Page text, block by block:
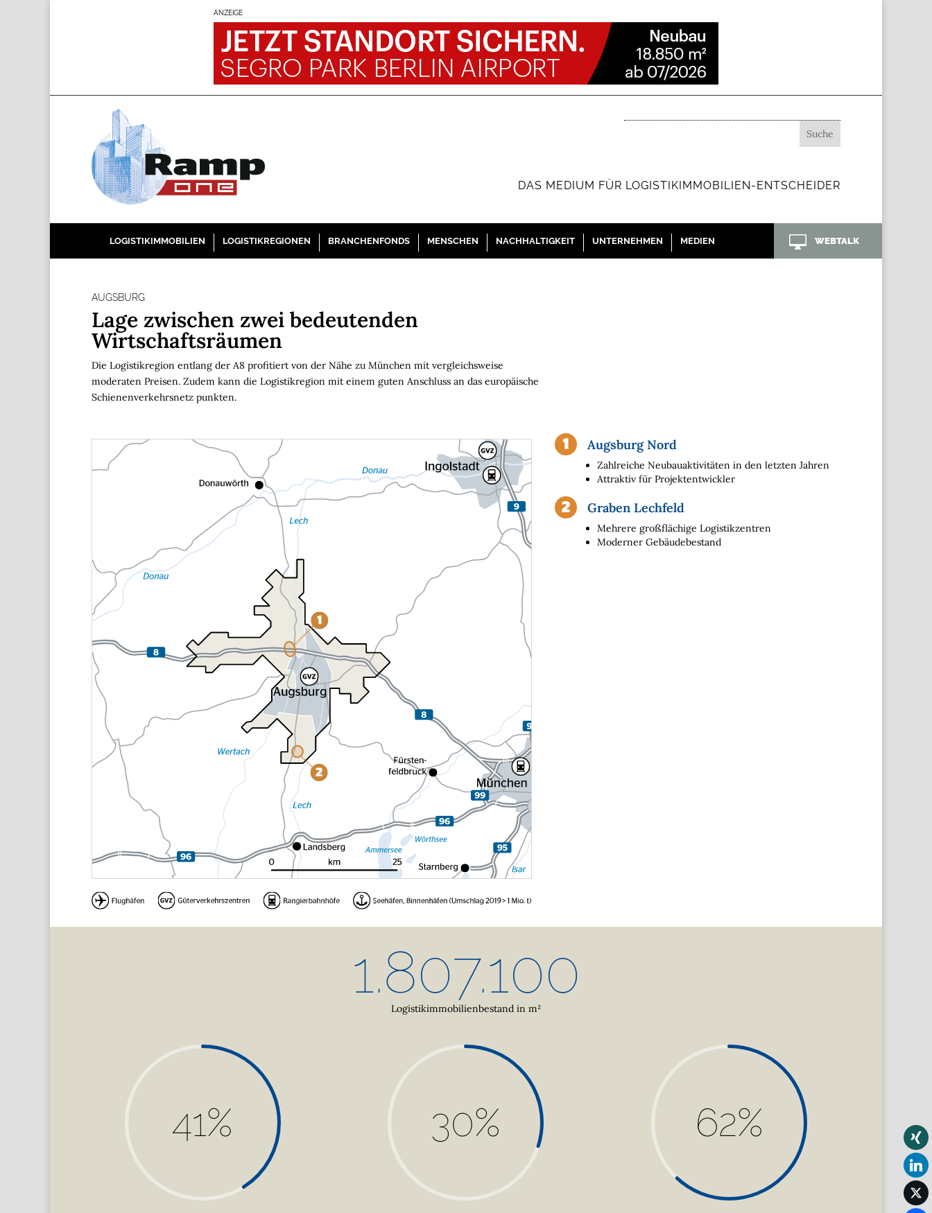
ANZEIGE
DAS MEDIUM FÜR LOGISTIKIMMOBILIEN-ENTSCHEIDER
LOGISTIKIMMOBILIEN LOGISTIKREGIONEN BRANCHENFONDS MENSCHEN NACHHALTIGKEIT UNTERNEHMEN MEDIEN  WEBTALK
AUGSBURG
Lage zwischen zwei bedeutenden
Wirtschaftsräumen
Die Logistikregion entlang der A8 profitiert von der Nähe zu München mit vergleichsweise
moderaten Preisen. Zudem kann die Logistikregion mit einem guten Anschluss an das europäische
Schienenverkehrsnetz punkten.
Augsburg Nord
Zahlreiche Neubauaktivitäten in den letzten Jahren
Attraktiv für Projektentwickler
Graben Lechfeld
Mehrere großflächige Logistikzentren
Moderner Gebäudebestand
1.807.100
Logistikimmobilienbestand in m²
41% 30% 62%